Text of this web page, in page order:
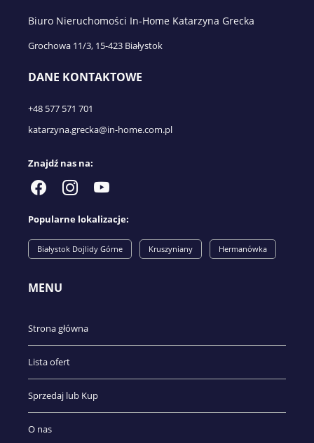
Biuro Nieruchomości In-Home Katarzyna Grecka
Grochowa 11/3, 15-423 Białystok
DANE KONTAKTOWE
+48 577 571 701
katarzyna.grecka@in-home.com.pl
Znajdź nas na:
Popularne lokalizacje:
Białystok Dojlidy Górne Kruszyniany Hermanówka
MENU
Strona główna
Lista ofert
Sprzedaj lub Kup
O nas